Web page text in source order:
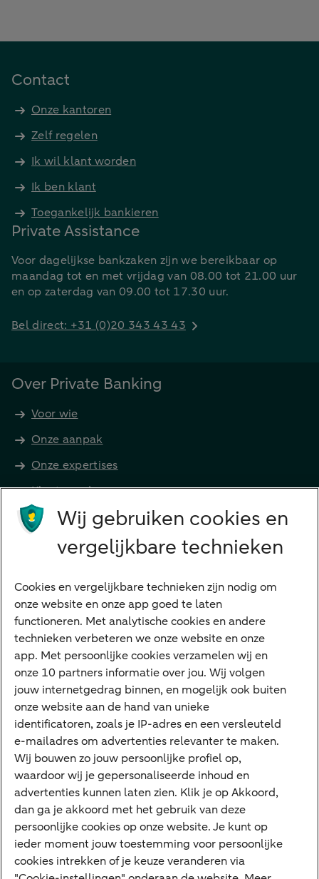
Contact
Onze kantoren
Zelf regelen
Ik wil klant worden
Ik ben klant
Toegankelijk bankieren
Private Assistance
Voor dagelijkse bankzaken zijn we bereikbaar op
maandag tot en met vrijdag van 08.00 tot 21.00 uur
en op zaterdag van 09.00 tot 17.30 uur.
Bel direct: +31 (0)20 343 43 43
Over Private Banking
Voor wie
Onze aanpak
Onze expertises
Klant worden
Producten
Betalen
Sparen
Meest gezocht
Jaaroverzicht
Machtiging
E.dentifier
Deposito
Uw situatie
Maatwerk in beleggen
Vermogensoverdracht
Ondernemen en overdracht
Bijdragen betere wereld
Wij gebruiken cookies en
vergelijkbare technieken
Cookies en vergelijkbare technieken zijn nodig om
onze website en onze app goed te laten
functioneren. Met analytische cookies en andere
technieken verbeteren we onze website en onze
app. Met persoonlijke cookies verzamelen wij en
onze 10 partners informatie over jou. Wij volgen
jouw internetgedrag binnen, en mogelijk ook buiten
onze website aan de hand van unieke
identificatoren, zoals je IP-adres en een versleuteld
e-mailadres om advertenties relevanter te maken.
Wij bouwen zo jouw persoonlijke profiel op,
waardoor wij je gepersonaliseerde inhoud en
advertenties kunnen laten zien. Klik je op Akkoord,
dan ga je akkoord met het gebruik van deze
persoonlijke cookies op onze website. Je kunt op
ieder moment jouw toestemming voor persoonlijke
cookies intrekken of je keuze veranderen via